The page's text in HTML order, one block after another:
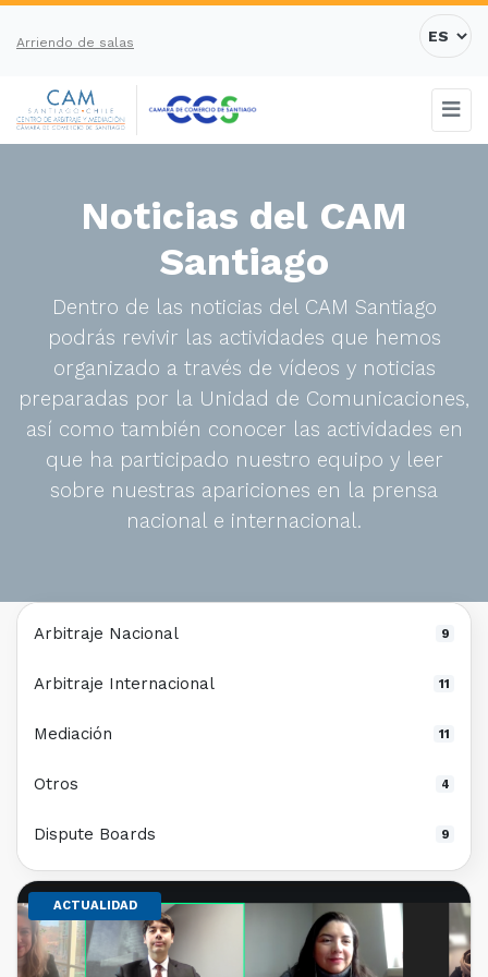
Arriendo de salas
Noticias del CAM
Santiago
Dentro de las noticias del CAM Santiago
podrás revivir las actividades que hemos
organizado a través de vídeos y noticias
preparadas por la Unidad de Comunicaciones,
así como también conocer las actividades en
que ha participado nuestro equipo y leer
sobre nuestras apariciones en la prensa
nacional e internacional.
ACTUALIDAD
Arbitraje Nacional 9
Arbitraje Internacional 11
Mediación 11
Otros 4
Dispute Boards 9